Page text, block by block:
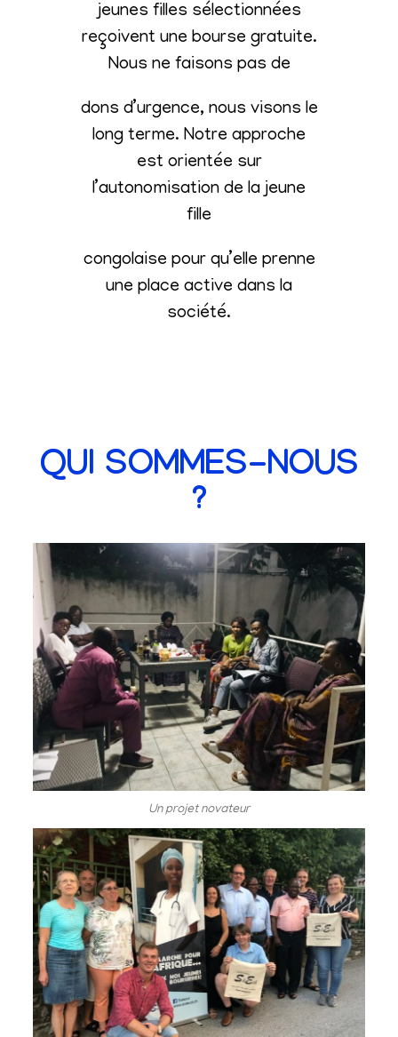
jeunes filles sélectionnées
reçoivent une bourse gratuite.
Nous ne faisons pas de
dons d’urgence, nous visons le
long terme. Notre approche
est orientée sur
l’autonomisation de la jeune
fille
congolaise pour qu’elle prenne
une place active dans la
société.
QUI SOMMES-NOUS
?
Un projet novateur